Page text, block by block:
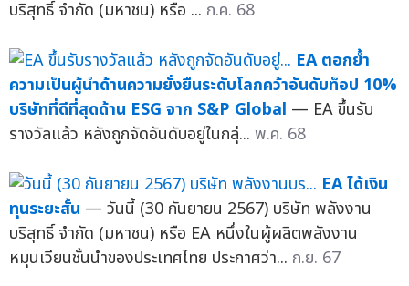
บริสุทธิ์ จำกัด (มหาชน) หรือ ... ก.ค. 68
EA ตอกย้ำ
ความเป็นผู้นำด้านความยั่งยืนระดับโลกคว้าอันดับท็อป 10%
บริษัทที่ดีที่สุดด้าน ESG จาก S&P Global — EA ขึ้นรับ
รางวัลแล้ว หลังถูกจัดอันดับอยู่ในกลุ่... พ.ค. 68
EA ได้เงิน
ทุนระยะสั้น — วันนี้ (30 กันยายน 2567) บริษัท พลังงาน
บริสุทธิ์ จำกัด (มหาชน) หรือ EA หนึ่งในผู้ผลิตพลังงาน
หมุนเวียนชั้นนำของประเทศไทย ประกาศว่า... ก.ย. 67